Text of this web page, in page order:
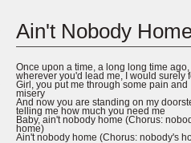
Ain't Nobody
Once upon a time, a long long time ago,
wherever you'd lead me, I would surely
Girl, you put me through some pain and
misery
And now you are standing on my
telling me how much you need me
Baby, ain't nobody home (Chorus:
home)
Ain't nobody home (Chorus: nobody's